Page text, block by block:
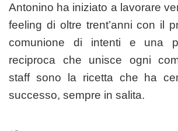
Antonino ha iniziato a lavorare
feeling di oltre trent’anni con il
comunione di intenti e una
reciproca che unisce ogni
staff sono la ricetta che ha
successo, sempre in salita.